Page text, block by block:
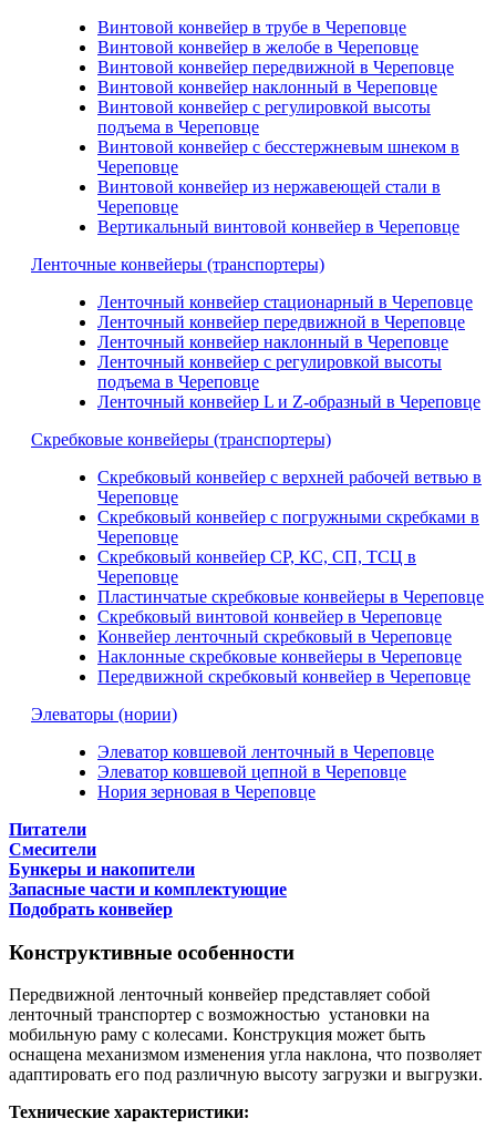
Винтовой конвейер в трубе в Череповце
Винтовой конвейер в желобе в Череповце
Винтовой конвейер передвижной в Череповце
Винтовой конвейер наклонный в Череповце
Винтовой конвейер с регулировкой высоты
подъема в Череповце
Винтовой конвейер с бесстержневым шнеком в
Череповце
Винтовой конвейер из нержавеющей стали в
Череповце
Вертикальный винтовой конвейер в Череповце
Ленточные конвейеры (транспортеры)
Ленточный конвейер стационарный в Череповце
Ленточный конвейер передвижной в Череповце
Ленточный конвейер наклонный в Череповце
Ленточный конвейер с регулировкой высоты
подъема в Череповце
Ленточный конвейер L и Z-образный в Череповце
Скребковые конвейеры (транспортеры)
Скребковый конвейер с верхней рабочей ветвью в
Череповце
Скребковый конвейер с погружными скребками в
Череповце
Скребковый конвейер СР, КС, СП, ТСЦ в
Череповце
Пластинчатые скребковые конвейеры в Череповце
Скребковый винтовой конвейер в Череповце
Конвейер ленточный скребковый в Череповце
Наклонные скребковые конвейеры в Череповце
Передвижной скребковый конвейер в Череповце
Элеваторы (нории)
Элеватор ковшевой ленточный в Череповце
Элеватор ковшевой цепной в Череповце
Нория зерновая в Череповце
Питатели
Смесители
Бункеры и накопители
Запасные части и комплектующие
Подобрать конвейер
Конструктивные особенности
Передвижной ленточный конвейер представляет собой
ленточный транспортер с возможностью установки на
мобильную раму с колесами. Конструкция может быть
оснащена механизмом изменения угла наклона, что позволяет
адаптировать его под различную высоту загрузки и выгрузки.
Технические характеристики: